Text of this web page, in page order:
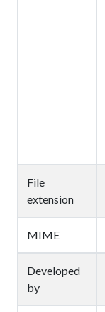
File
extension
MIME
Developed
by